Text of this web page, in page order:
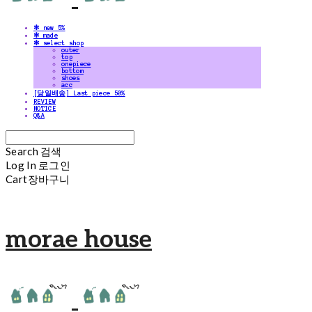
✻ new 5%
✻ made
✻ select shop
outer
top
onepiece
bottom
shoes
acc
[당일배송] Last piece 50%
REVIEW
NOTICE
Q&A
Search 검색
Log In 로그인
Cart장바구니
morae house